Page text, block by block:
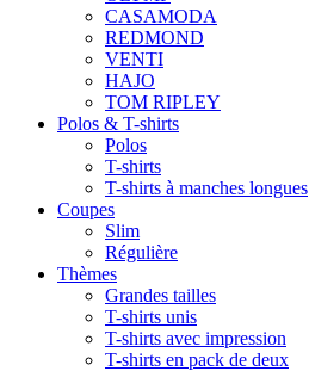
CASAMODA
REDMOND
VENTI
HAJO
TOM RIPLEY
Polos & T-shirts
Polos
T-shirts
T-shirts à manches longues
Coupes
Slim
Régulière
Thèmes
Grandes tailles
T-shirts unis
T-shirts avec impression
T-shirts en pack de deux